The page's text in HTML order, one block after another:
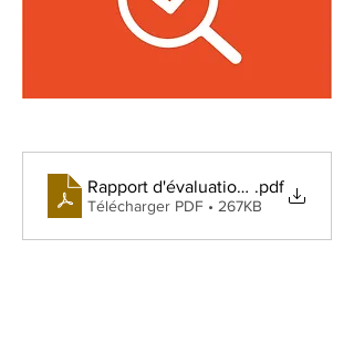
Rapport d'évaluation du projet
.pdf
Télécharger PDF • 267KB